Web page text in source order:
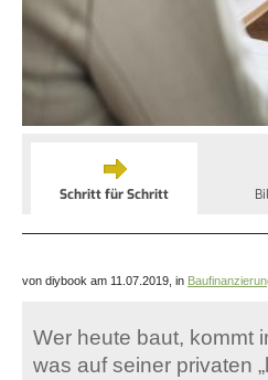
Schritt für Schritt
von diybook am 11.07.2019, in
Wer heute baut, kommt
was auf seiner privaten